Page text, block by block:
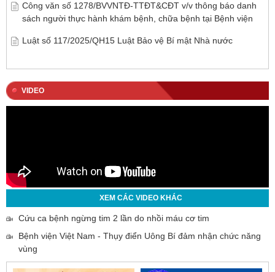
Công văn số 1278/BVVNTĐ-TTĐT&CĐT v/v thông báo danh
sách người thực hành khám bệnh, chữa bệnh tại Bệnh viện
Luật số 117/2025/QH15 Luật Bảo vệ Bí mật Nhà nước
VIDEO
XEM CÁC VIDEO KHÁC
Cứu ca bệnh ngừng tim 2 lần do nhồi máu cơ tim
Bệnh viện Việt Nam - Thụy điển Uông Bí đảm nhận chức năng
vùng